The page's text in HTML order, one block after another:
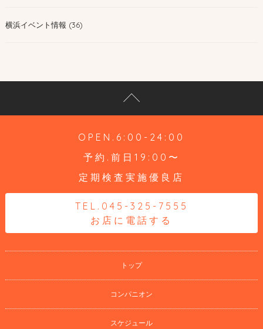
横浜イベント情報 (36)
OPEN.6:00-24:00
予約.前日19:00〜
定期検査実施優良店
TEL.045-325-7555
お店に電話する
トップ
コンパニオン
スケジュール